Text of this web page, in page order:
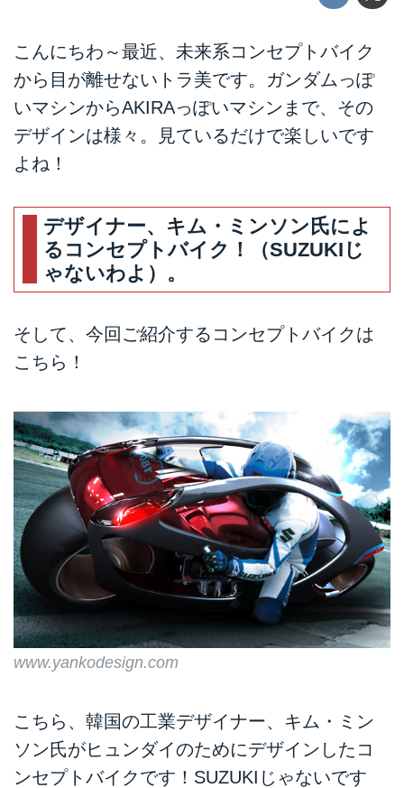
こんにちわ～最近、未来系コンセプトバイク
から目が離せないトラ美です。ガンダムっぽ
いマシンからAKIRAっぽいマシンまで、その
デザインは様々。見ているだけで楽しいです
よね！
デザイナー、キム・ミンソン氏によ
るコンセプトバイク！（SUZUKIじ
ゃないわよ）。
そして、今回ご紹介するコンセプトバイクは
こちら！
www.yankodesign.com
こちら、韓国の工業デザイナー、キム・ミン
ソン氏がヒュンダイのためにデザインしたコ
ンセプトバイクです！SUZUKIじゃないです